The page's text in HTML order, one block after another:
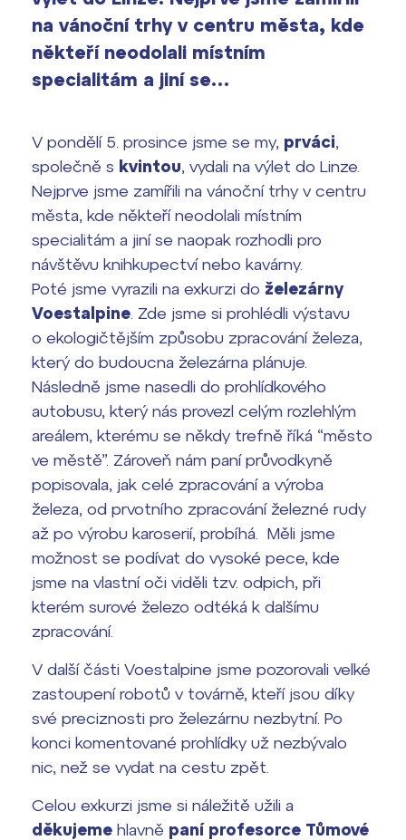
Výsledky 1. kola přijímacího řízení
Maturitní zkoušky
FOCUSing
Zahraniční stipendia
ČAG studentský
Maturitní témata
Pomoc! Mám problém!
Harmonogram školního roku
Termíny maturit
Bakaláři
Office 365
na vánoční trhy v centru města, kde
někteří neodolali místním
specialitám a jiní se…
V pondělí 5. prosince jsme se my, prváci,
společně s kvintou, vydali na výlet do Linze.
Nejprve jsme zamířili na vánoční trhy v centru
města, kde někteří neodolali místním
specialitám a jiní se naopak rozhodli pro
návštěvu knihkupectví nebo kavárny.
Poté jsme vyrazili na exkurzi do železárny
Voestalpine . Zde jsme si prohlédli výstavu
o ekologičtějším způsobu zpracování železa,
který do budoucna železárna plánuje.
Následně jsme nasedli do prohlídkového
autobusu, který nás provezl celým rozlehlým
areálem, kterému se někdy trefně říká “město
ve městě”. Zároveň nám paní průvodkyně
popisovala, jak celé zpracování a výroba
železa, od prvotního zpracování železné rudy
až po výrobu karoserií, probíhá. Měli jsme
možnost se podívat do vysoké pece, kde
jsme na vlastní oči viděli tzv. odpich, při
kterém surové železo odtéká k dalšímu
zpracování.
V další části Voestalpine jsme pozorovali velké
zastoupení robotů v továrně, kteří jsou díky
své preciznosti pro železárnu nezbytní. Po
konci komentované prohlídky už nezbývalo
nic, než se vydat na cestu zpět.
Celou exkurzi jsme si náležitě užili a
děkujeme hlavně paní profesorce Tůmové